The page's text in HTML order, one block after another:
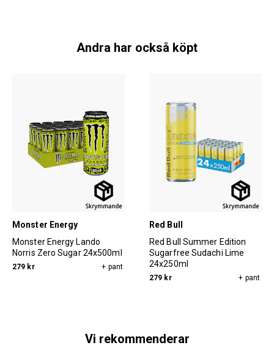
Andra har också köpt
Monster Energy
Monster Energy Lando
Norris Zero Sugar 24x500ml
279 kr + pant
Red Bull
Red Bull Summer Edition
Sugarfree Sudachi Lime
24x250ml
279 kr + pant
Vi rekommenderar